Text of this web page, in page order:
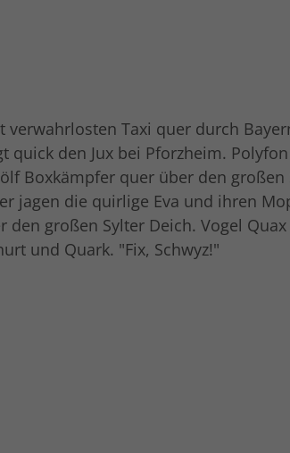
Taxi quer durch
den Jux bei Pforzheim.
Boxkämpfer quer über den
jagen die quirlige Eva und ihren
großen Sylter Deich. Vogel Quax
und Quark. "Fix, Schwyz!"